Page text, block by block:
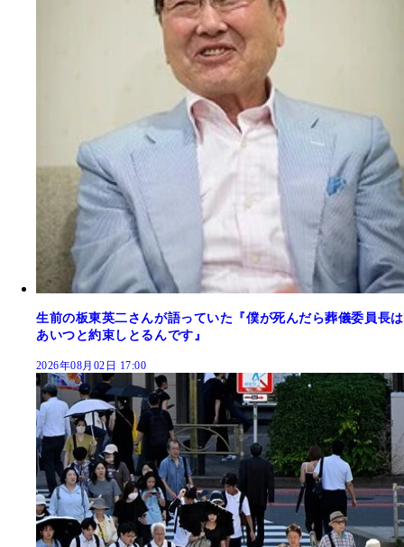
生前の板東英二さんが語っていた『僕が死んだら葬儀委員長は
あいつと約束しとるんです』
2026年08月02日 17:00